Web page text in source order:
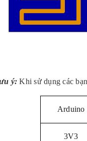
ý: Khi sử dụng các
Arduino
3V3